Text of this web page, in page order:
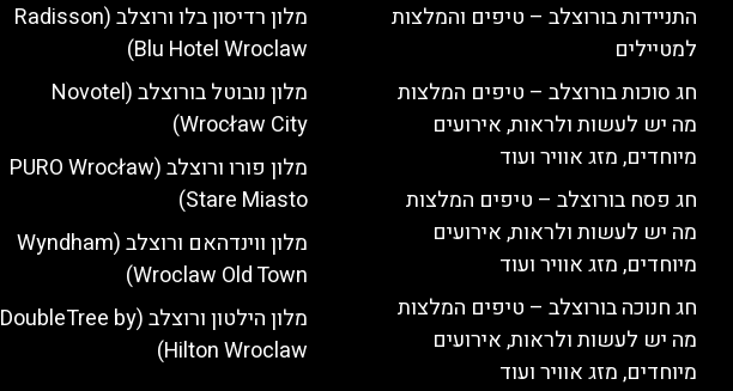
התניידות בורוצלב – טיפים והמלצות
למטיילים
חג סוכות בורוצלב – טיפים המלצות
מה יש לעשות ולראות, אירועים
מיוחדים, מזג אוויר ועוד
חג פסח בורוצלב – טיפים המלצות
מה יש לעשות ולראות, אירועים
מיוחדים, מזג אוויר ועוד
חג חנוכה בורוצלב – טיפים המלצות
מה יש לעשות ולראות, אירועים
מיוחדים, מזג אוויר ועוד
מלון רדיסון בלו ורוצלב (Radisson
Blu Hotel Wroclaw)
מלון נובוטל בורוצלב (Novotel
Wrocław City)
מלון פורו ורוצלב (PURO Wrocław
Stare Miasto)
מלון ווינדהאם ורוצלב (Wyndham
Wroclaw Old Town)
מלון הילטון ורוצלב (DoubleTree by
Hilton Wroclaw)